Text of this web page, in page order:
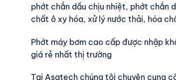
phớt chắn dầu chịu nhiệt, phớt chắn
chất ô xy hóa, xử lý nước thải, hóa
Phớt máy bơm cao cấp được nhập
giá rẻ nhất thị trường
Tại Asatech chúng tôi chuyên cung